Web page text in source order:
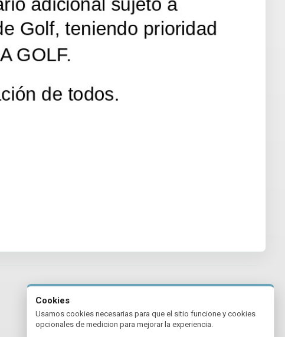
Cookies
Usamos cookies necesarias para que el sitio funcione y cookies
opcionales de medicion para mejorar la experiencia.